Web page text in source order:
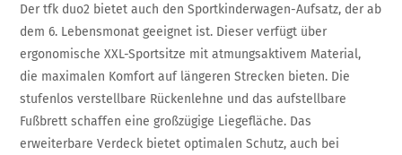
Der tfk duo2 bietet auch den Sportkinderwagen-Aufsatz, der ab
dem 6. Lebensmonat geeignet ist. Dieser verfügt über
ergonomische XXL-Sportsitze mit atmungsaktivem Material,
die maximalen Komfort auf längeren Strecken bieten. Die
stufenlos verstellbare Rückenlehne und das aufstellbare
Fußbrett schaffen eine großzügige Liegefläche. Das
erweiterbare Verdeck bietet optimalen Schutz, auch bei